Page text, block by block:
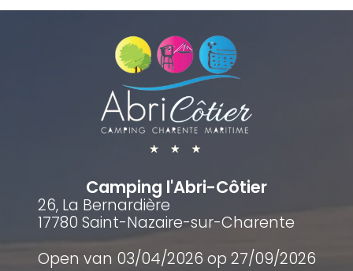
Camping l'Abri-Côtier
26, La Bernardière
17780 Saint-Nazaire-sur-Charente
Open van 03/04/2026 op 27/09/2026